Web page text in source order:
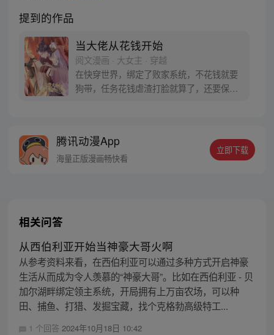
提到的作品
当大佬从花钱开始
阅文漫画 · 大女主 · 穿越
在快穿世界，绑定了败家系统，不花钱就要
狗带，任务花钱虐渣打脸就算了，还要保证
位面大佬，从花钱开始！
腾讯动漫App
海量正版漫画畅快看
立即下载
相关问答
从西伯利亚开始当神豪大哥火啊
从参考资料来看，在西伯利亚可以通过多种方式开启神豪
生活从而成为令人羡慕的“神豪大哥”。比如在西伯利亚 - 贝
加尔湖畔绑定领主系统，开局拥有上万亩农场，可以种
田、捕鱼、打猎、发掘宝藏，找个克格勃高级特工...
1 个回答 2024年10月18日 10:42